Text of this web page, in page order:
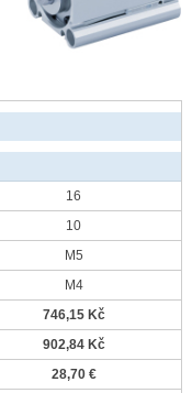
16
10
M5
M4
746,15 Kč
902,84 Kč
28,70 €